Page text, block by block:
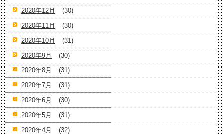
2020年12月
(30)
2020年11月
(30)
2020年10月
(31)
2020年9月
(30)
2020年8月
(31)
2020年7月
(31)
2020年6月
(30)
2020年5月
(31)
2020年4月
(32)